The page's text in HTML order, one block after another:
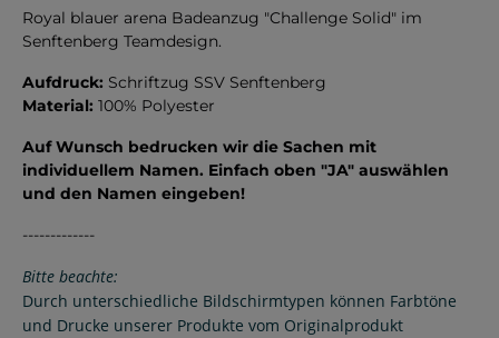
Royal blauer arena Badeanzug "Challenge Solid" im
Senftenberg Teamdesign.
Aufdruck: Schriftzug SSV Senftenberg
Material: 100% Polyester
Auf Wunsch bedrucken wir die Sachen mit
individuellem Namen. Einfach oben "JA" auswählen
und den Namen eingeben!
-------------
Bitte beachte:
Durch unterschiedliche Bildschirmtypen können Farbtöne
und Drucke unserer Produkte vom Originalprodukt